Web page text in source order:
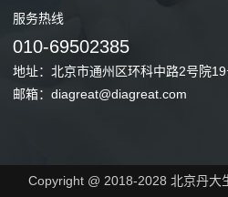
服务热线
010-69502385
地址：北京市通州区环科中路2号院
邮箱：diagreat@diagreat.com
Copyright @ 2018-2028 北京丹大